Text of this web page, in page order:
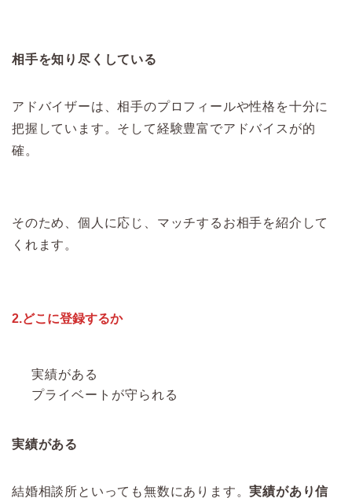
相手を知り尽くしている
アドバイザーは、相手のプロフィールや性格を十分に
把握しています。そして経験豊富でアドバイスが的
確。
そのため、個人に応じ、マッチするお相手を紹介して
くれます。
2.どこに登録するか
実績がある
プライベートが守られる
実績がある
結婚相談所といっても無数にあります。実績があり信